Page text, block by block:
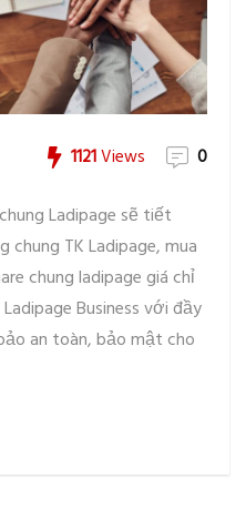
1121Views 0
Ladipage sẽ tiết
chung TK Ladipage, mua
chung ladipage giá chỉ
Business với đầy
an toàn, bảo mật cho